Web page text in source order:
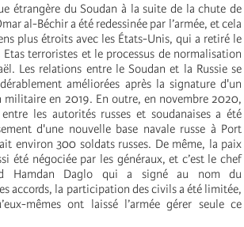
étrangère du Soudan à la suite de la chute de
al-Béchir a été redessinée par l’armée, et cela
plus étroits avec les États-Unis, qui a retiré le
terroristes et le processus de normalisation
Les relations entre le Soudan et la Russie se
améliorées après la signature d'un
militaire en 2019. En outre, en novembre 2020,
les autorités russes et soudanaises a été
d'une nouvelle base navale russe à Port
environ 300 soldats russes. De même, la paix
été négociée par les généraux, et c’est le chef
Hamdan Daglo qui a signé au nom du
accords, la participation des civils a été limitée,
mêmes ont laissé l’armée gérer seule ce